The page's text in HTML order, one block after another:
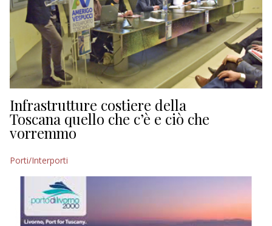
Infrastrutture costiere della
Toscana quello che c’è e ciò che
vorremmo
Porti/Interporti